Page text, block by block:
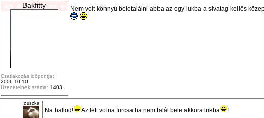
Bakfitty
Csatlakozás időpontja:
2006.10.10
Üzeneteinek száma: 1403
Nem volt könnyű beletalálni abba az egy lukba a sivatag kellős
zuszka
Na hallod! Az lett volna furcsa ha nem talál bele akkora lukba !